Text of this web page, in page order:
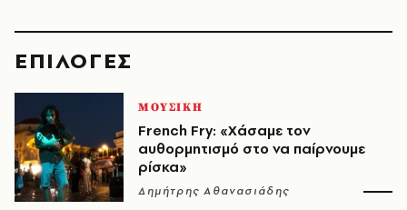
EΠΙΛΟΓΈΣ
ΜΟΥΣΙΚΗ
French Fry: «Χάσαμε τον
αυθορμητισμό στο να παίρνουμε
ρίσκα»
Δημήτρης Αθανασιάδης